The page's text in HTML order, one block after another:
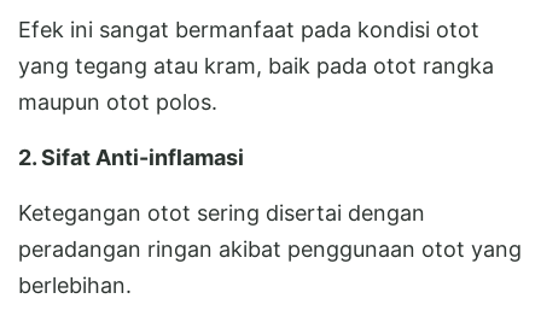
Efek ini sangat bermanfaat pada kondisi otot
yang tegang atau kram, baik pada otot rangka
maupun otot polos.
2. Sifat Anti-inflamasi
Ketegangan otot sering disertai dengan
peradangan ringan akibat penggunaan otot yang
berlebihan.